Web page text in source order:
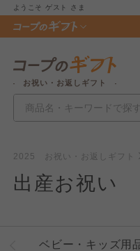
ようこそ ゲスト さま
お祝い・お返しギフト
2025 お祝い・お返しギフト
出産お祝い
ベビー・キッズ用